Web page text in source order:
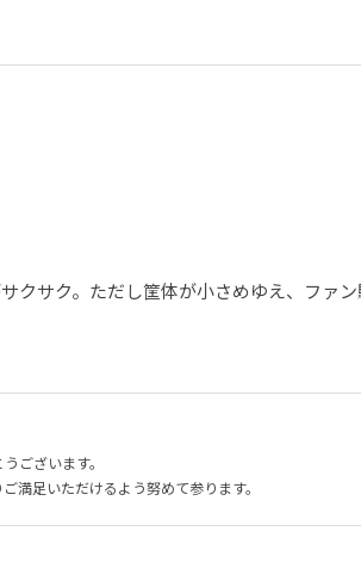
サク。ただし筐体が小さめゆえ、ファン
ございます。
満足いただけるよう努めて参ります。